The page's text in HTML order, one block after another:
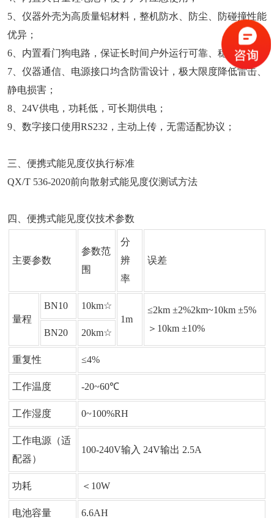
5、仪器外壳为高质量铝材料，整机防水、防尘、防碰撞性能
优异；
6、内置看门狗电路，保证长时间户外运行可靠、稳定；
7、仪器通信、电源接口均含防雷设计，极大限度降低雷击、
静电损害；
8、24V供电，功耗低，可长期供电；
9、数字接口使用RS232，主动上传，无需适配协议；
三、便携式能见度仪执行标准
QX/T 536-2020前向散射式能见度仪测试方法
四、便携式能见度仪技术参数
主要参数
参数范
围
分
辨
率
误差
量程
BN10
10km☆
1m
≤2km ±2%2km~10km ±5%
＞10km ±10%
BN20 20km☆
重复性 ≤4%
工作温度 -20~60℃
工作湿度 0~100%RH
工作电源（适
配器）
100-240V输入 24V输出 2.5A
功耗 ＜10W
电池容量 6.6AH